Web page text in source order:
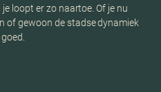
loopt er zo naartoe. Of je nu
of gewoon de stadse dynamiek